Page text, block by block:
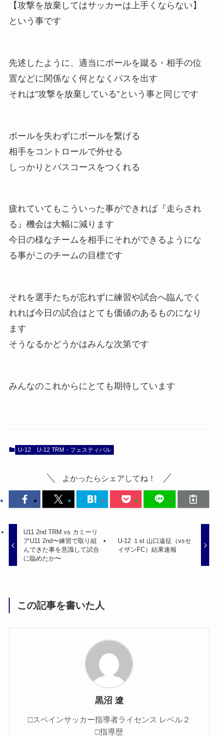
【攻撃を放棄してはサッカーは上手くならない】
という事です
先述したように、適当にボールを蹴る・相手の位
置などに関係なく何となくパスを出す
それは”攻撃を放棄している”という事と同じです
ボールを失わずにボールを繋げる
相手をコントロールで外せる
しっかりとパスコースをつくれる
疲れていてもこういった事ができれば『走らされ
る』機会は大幅に減ります
今日の様なチームを相手にそれができるようにな
る事がこのチームの目標です
それを選手たちが忘れずに練習や試合へ臨んでく
れれば今日の試合はとても価値のあるものになり
ます
そうなるかどうかはみんな次第です
みんなのこれからにとても期待しています
U-12 U-12 TRM・フェスティバル
よかったらシェアしてね！
U11 2nd TRM vs カミーリ
アU11 2nd〜練習で取り組
んできた事を意識して試合
に臨めたか〜
U-12 １st 山口遠征（vsセ
イザンFC）結果速報
この記事を書いた人
黒沼 遼
□スペインサッカー指導者ライセンス レベル２
□指導歴